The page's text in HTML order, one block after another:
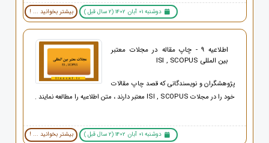
دوشنبه 01 آبان 1402 (2 سال قبل ) بیشتر بخوانید ... !
اطلاعیه 9 - چاپ مقاله در مجلات معتبر
بین المللی ISI , SCOPUS
پژوهشگران و نویسندگانی که قصد چاپ مقالات
خود را در مجلات ISI , SCOPUS معتبر دارند ، متن اطلاعیه را مطالعه نمایند .
دوشنبه 01 آبان 1402 (2 سال قبل ) بیشتر بخوانید ... !